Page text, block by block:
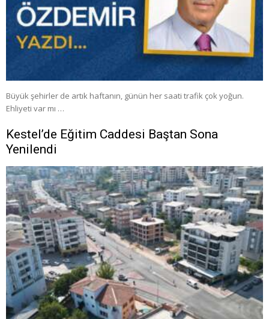
Büyük şehirler de artık haftanın, günün her saati trafik çok yoğun.
Ehliyeti var mı …
Kestel’de Eğitim Caddesi Baştan Sona
Yenilendi